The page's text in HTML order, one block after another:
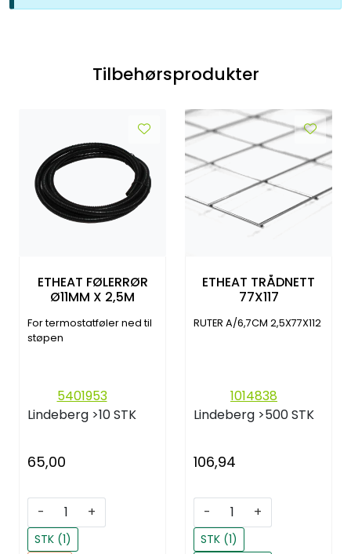
Tilbehørsprodukter
ETHEAT FØLERRØR
Ø11MM X 2,5M
For termostatføler ned til
støpen
5401953
Lindeberg >10 STK
65,00
- +
STK (1)
ETHEAT TRÅDNETT
77X117
RUTER A/6,7CM 2,5X77X112
1014838
Lindeberg >500 STK
106,94
- +
STK (1)